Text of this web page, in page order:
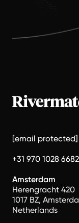
[email protected]
+31 970 1028 6682
Amsterdam
Herengracht 420
1017 BZ,
Netherlands